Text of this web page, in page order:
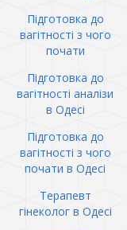
Підготовка до
вагітності з чого
почати
Підготовка до
вагітності аналізи
в Одесі
Підготовка до
вагітності з чого
почати в Одесі
Терапевт
гінеколог в Одесі